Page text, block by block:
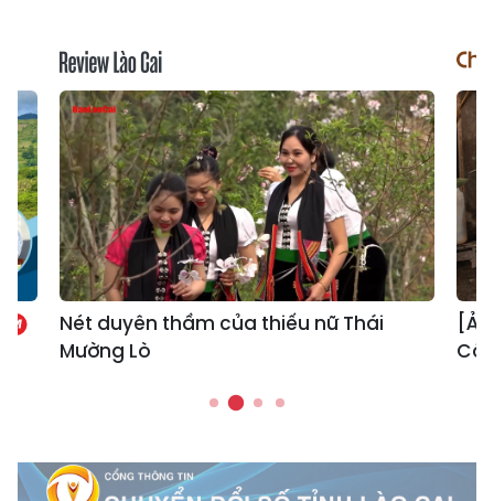
Nét duyên thầm của thiếu nữ Thái
Mường Lò